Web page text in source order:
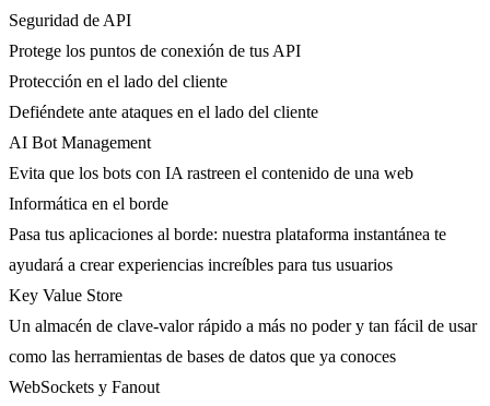
Seguridad de API
Protege los puntos de conexión de tus API
Protección en el lado del cliente
Defiéndete ante ataques en el lado del cliente
AI Bot Management
Evita que los bots con IA rastreen el contenido de una web
Informática en el borde
Pasa tus aplicaciones al borde: nuestra plataforma instantánea te
ayudará a crear experiencias increíbles para tus usuarios
Key Value Store
Un almacén de clave-valor rápido a más no poder y tan fácil de usar
como las herramientas de bases de datos que ya conoces
WebSockets y Fanout